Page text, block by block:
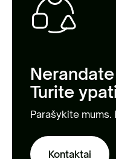
Turite
Parašykite mums.
Kontaktai